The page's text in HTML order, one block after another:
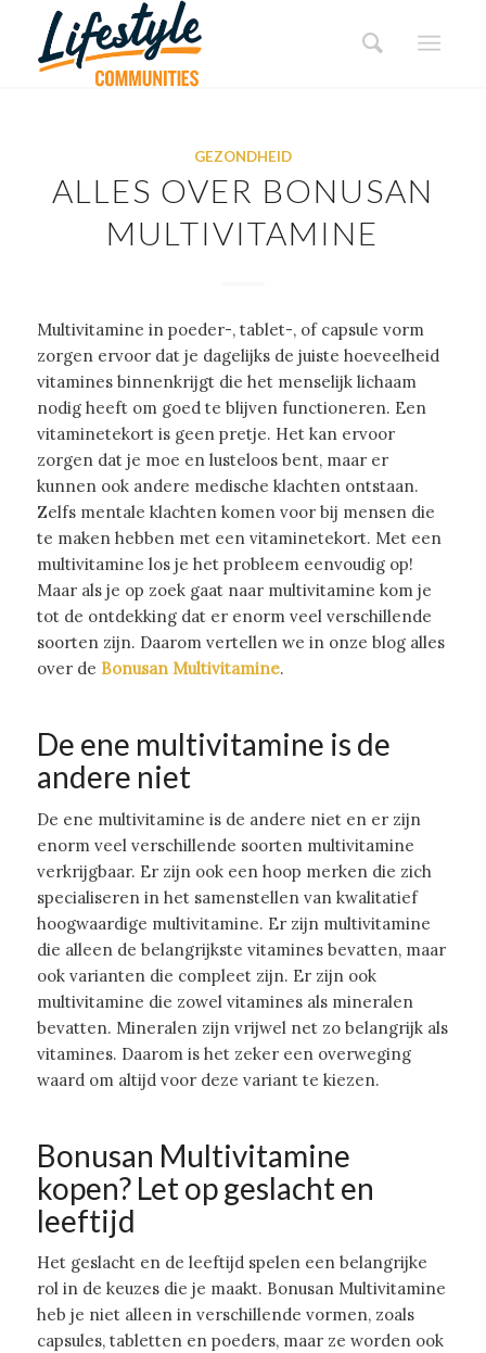
GEZONDHEID
ALLES OVER BONUSAN
MULTIVITAMINE
Multivitamine in poeder-, tablet-, of capsule vorm
zorgen ervoor dat je dagelijks de juiste hoeveelheid
vitamines binnenkrijgt die het menselijk lichaam
nodig heeft om goed te blijven functioneren. Een
vitaminetekort is geen pretje. Het kan ervoor
zorgen dat je moe en lusteloos bent, maar er
kunnen ook andere medische klachten ontstaan.
Zelfs mentale klachten komen voor bij mensen die
te maken hebben met een vitaminetekort. Met een
multivitamine los je het probleem eenvoudig op!
Maar als je op zoek gaat naar multivitamine kom je
tot de ontdekking dat er enorm veel verschillende
soorten zijn. Daarom vertellen we in onze blog alles
over de Bonusan Multivitamine.
De ene multivitamine is de
andere niet
De ene multivitamine is de andere niet en er zijn
enorm veel verschillende soorten multivitamine
verkrijgbaar. Er zijn ook een hoop merken die zich
specialiseren in het samenstellen van kwalitatief
hoogwaardige multivitamine. Er zijn multivitamine
die alleen de belangrijkste vitamines bevatten, maar
ook varianten die compleet zijn. Er zijn ook
multivitamine die zowel vitamines als mineralen
bevatten. Mineralen zijn vrijwel net zo belangrijk als
vitamines. Daarom is het zeker een overweging
waard om altijd voor deze variant te kiezen.
Bonusan Multivitamine
kopen? Let op geslacht en
leeftijd
Het geslacht en de leeftijd spelen een belangrijke
rol in de keuzes die je maakt. Bonusan Multivitamine
heb je niet alleen in verschillende vormen, zoals
capsules, tabletten en poeders, maar ze worden ook